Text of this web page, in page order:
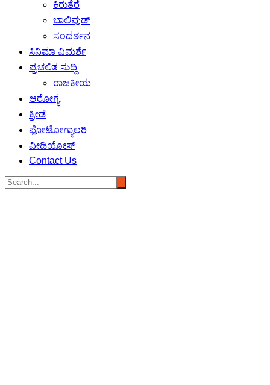
ಕಿರುತೆರೆ
ಬಾಲಿವುಡ್
ಸಂದರ್ಶನ
ಸಿನಿಮಾ ವಿಮರ್ಶೆ
ಪ್ರಚಲಿತ ಸುದ್ದಿ
ರಾಜಕೀಯ
ಆರೋಗ್ಯ
ಕ್ರೀಡೆ
ಫೋಟೋಗ್ಯಾಲರಿ
ವೀಡಿಯೋಸ್
Contact Us